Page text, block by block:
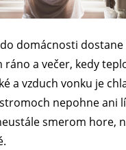
domácnosti dostane
ráno a večer, kedy
a vzduch vonku je
nepohne ani
smerom hore,